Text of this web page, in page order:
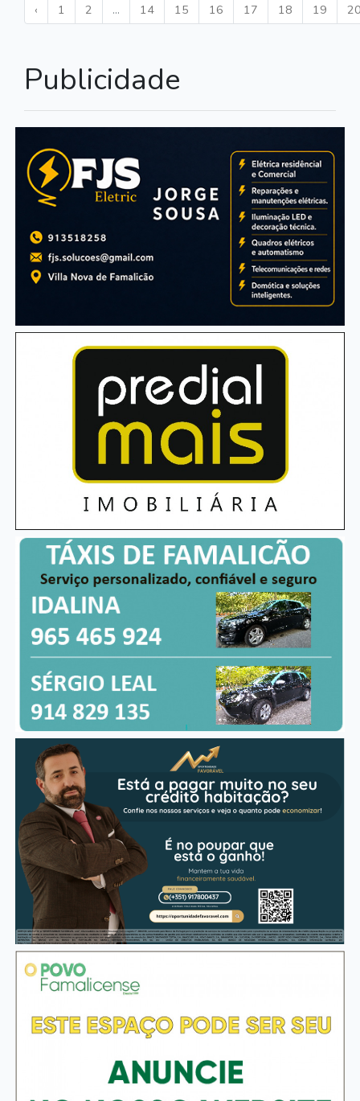
‹ 1 2 ... 14 15 16 17 18 19
Publicidade